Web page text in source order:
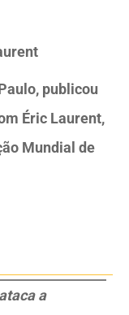
publicou
Éric Laurent,
Mundial de
a